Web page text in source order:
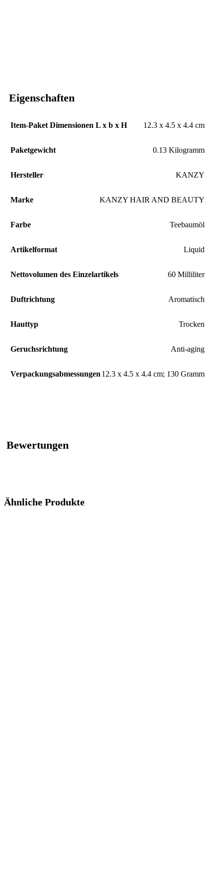
Eigenschaften
Item-Paket Dimensionen L x b x H ‎12.3 x 4.5 x 4.4 cm
Paketgewicht ‎0.13 Kilogramm
Hersteller ‎KANZY
Marke ‎KANZY HAIR AND BEAUTY
Farbe ‎Teebaumöl
Artikelformat ‎Liquid
Nettovolumen des Einzelartikels ‎60 Milliliter
Duftrichtung ‎Aromatisch
Hauttyp ‎Trocken
Geruchsrichtung ‎Anti-aging
Verpackungsabmessungen ‎12.3 x 4.5 x 4.4 cm; 130 Gramm
Bewertungen
Ähnliche Produkte